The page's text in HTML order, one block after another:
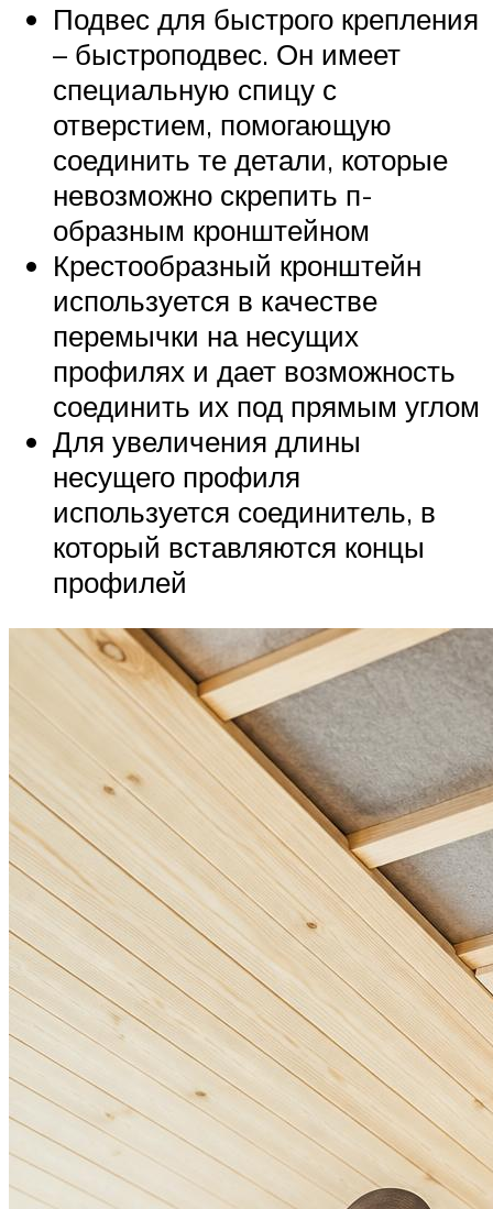
Подвес для быстрого крепления
– быстроподвес. Он имеет
специальную спицу с
отверстием, помогающую
соединить те детали, которые
невозможно скрепить п-
образным кронштейном
Крестообразный кронштейн
используется в качестве
перемычки на несущих
профилях и дает возможность
соединить их под прямым углом
Для увеличения длины
несущего профиля
используется соединитель, в
который вставляются концы
профилей